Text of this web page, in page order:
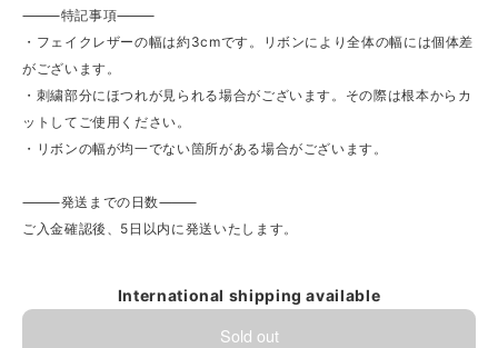
⸻特記事項⸻
・フェイクレザーの幅は約3cmです。リボンにより全体の幅には個体差
がございます。
・刺繍部分にほつれが見られる場合がございます。その際は根本からカ
ットしてご使用ください。
・リボンの幅が均一でない箇所がある場合がございます。
⸻発送までの日数⸻
ご入金確認後、5日以内に発送いたします。
International shipping available
Sold out